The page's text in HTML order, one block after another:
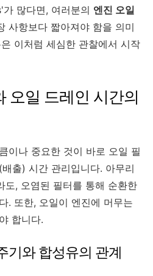
많다면, 여러분의 엔진 오일
사항보다 짧아져야 함을 의미
이처럼 세심한 관찰에서 시작
오일 드레인 시간의
이나 중요한 것이 바로 오일 필
출) 시간 관리입니다. 아무리
도, 오염된 필터를 통해 순환한
. 또한, 오일이 엔진에 머무는
합니다.
기와 합성유의 관계